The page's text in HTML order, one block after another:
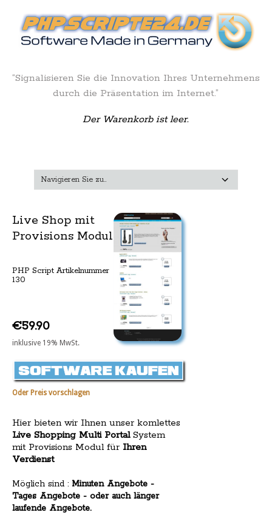
“Signalisieren Sie die Innovation Ihres Unternehmens
durch die Präsentation im Internet.”
Der Warenkorb ist leer.
Live Shop mit
Provisions Modul
PHP Script Artikelnummer
130
€59.90
inklusive 19% MwSt.
Oder Preis vorschlagen
Hier bieten wir Ihnen unser komlettes
Live Shopping Multi PortalSystem
mit Provisions Modul für Ihren
Verdienst
Möglich sind : Minuten Angebote -
Tages Angebote - oder auch länger
laufende Angebote.